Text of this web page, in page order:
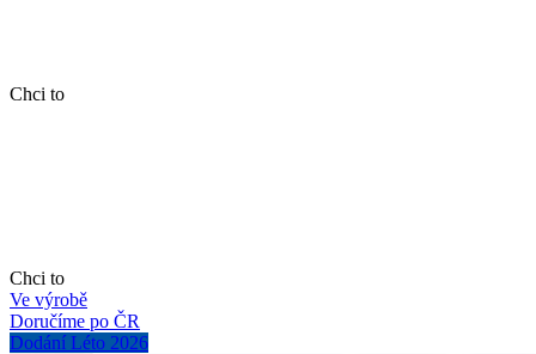
Chci to
Chci to
Ve výrobě
Doručíme po ČR
Dodání Léto 2026